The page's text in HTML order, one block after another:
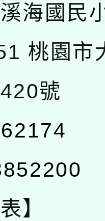
海國民
桃園市
號
】